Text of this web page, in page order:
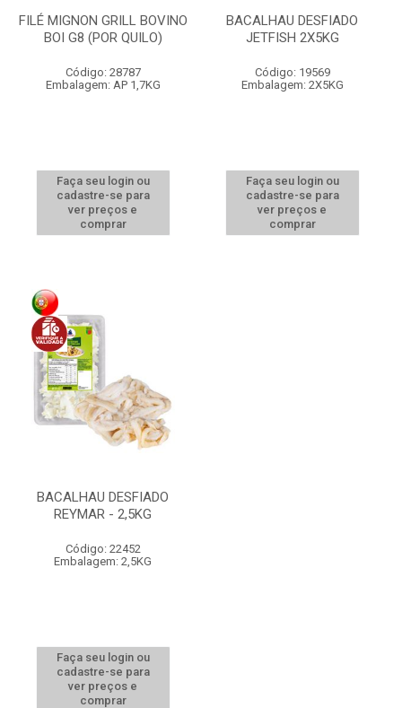
FILÉ MIGNON GRILL BOVINO
BOI G8 (POR QUILO)
Código: 28787
Embalagem: AP 1,7KG
Faça seu login ou
cadastre-se para
ver preços e
comprar
BACALHAU DESFIADO
JETFISH 2X5KG
Código: 19569
Embalagem: 2X5KG
Faça seu login ou
cadastre-se para
ver preços e
comprar
BACALHAU DESFIADO
REYMAR - 2,5KG
Código: 22452
Embalagem: 2,5KG
Faça seu login ou
cadastre-se para
ver preços e
comprar